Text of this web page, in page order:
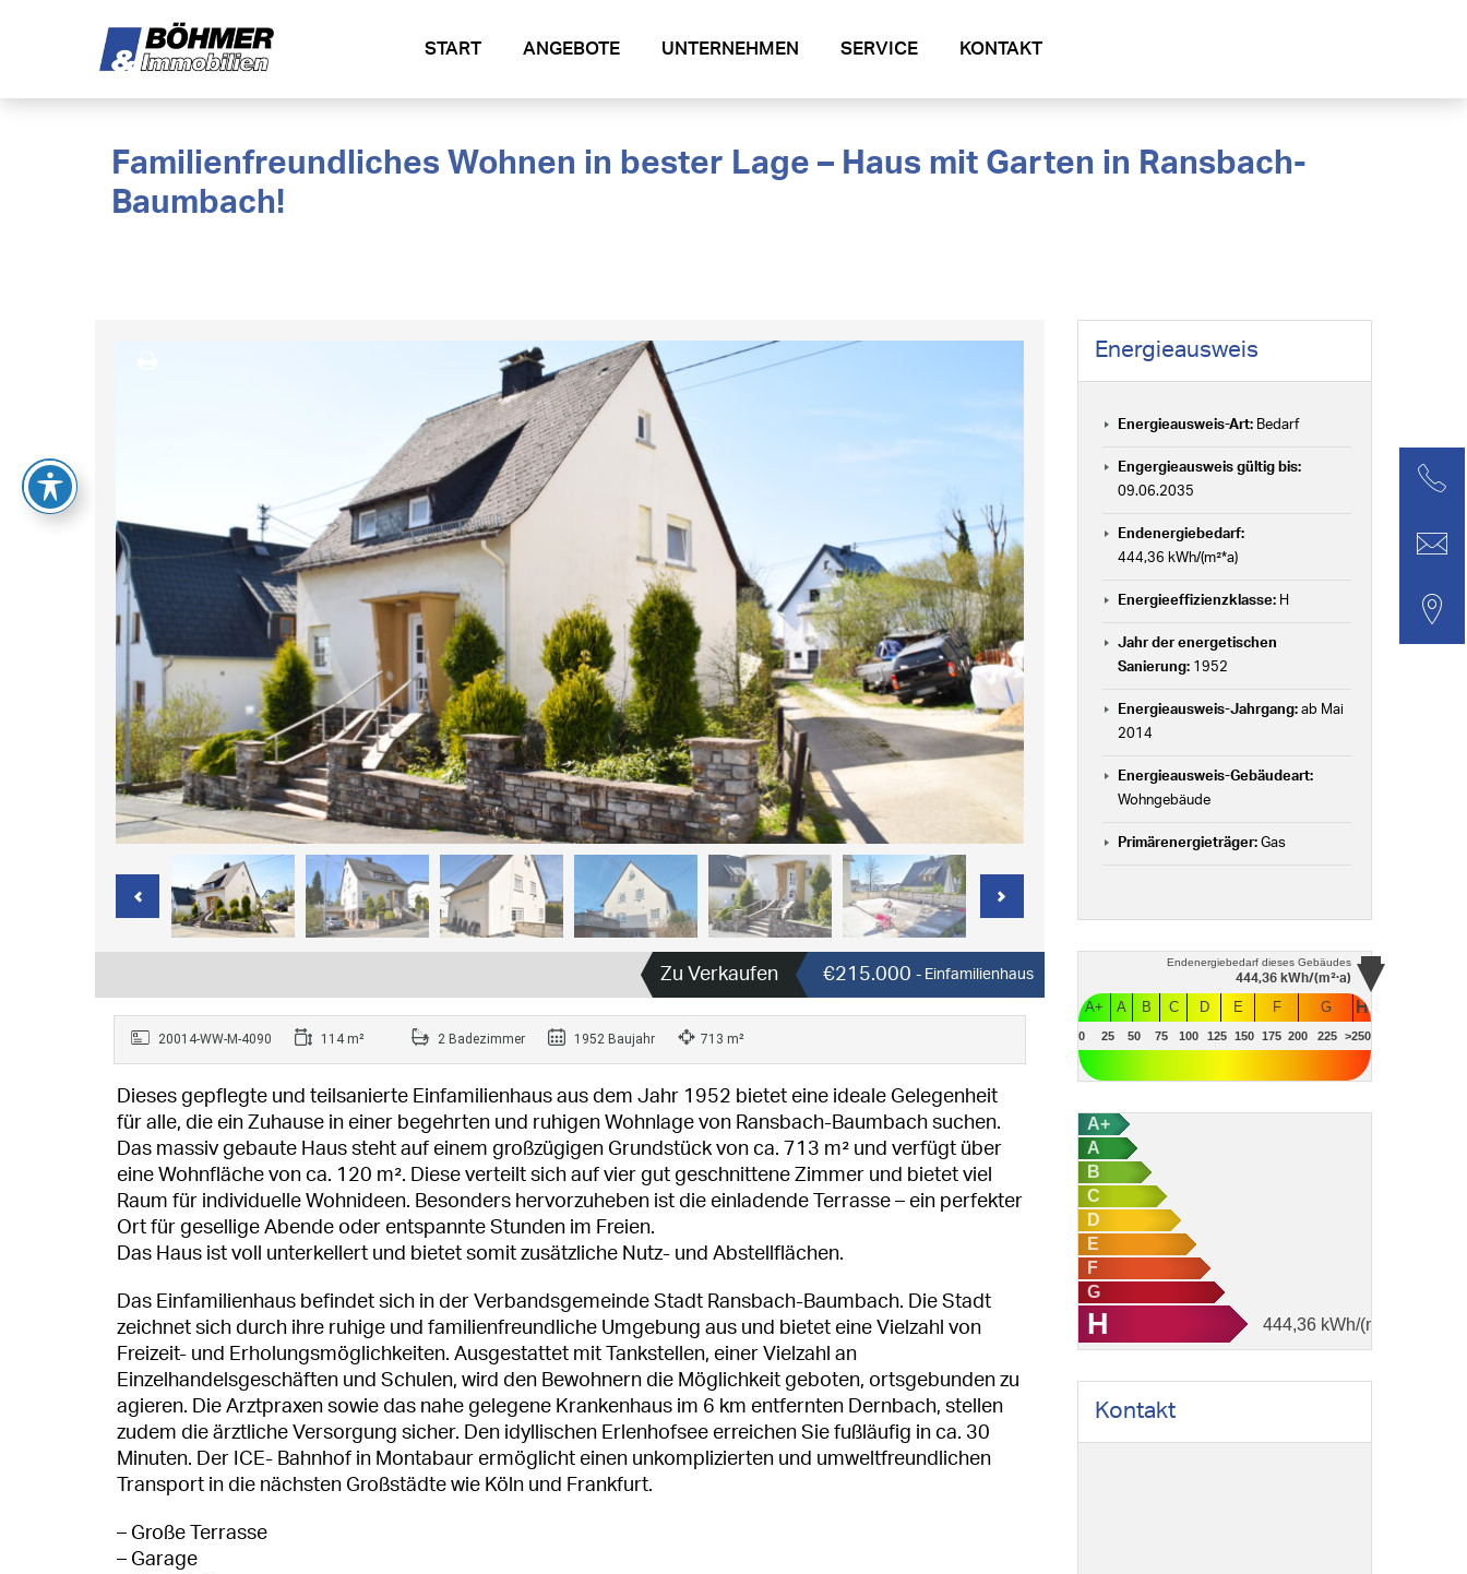
START ANGEBOTE UNTERNEHMEN SERVICE KONTAKT
Zu Verkaufen €215.000 - Einfamilienhaus
20014-WW-M-4090 114 m² 2 Badezimmer 1952 Baujahr 713 m²
Dieses gepflegte und teilsanierte Einfamilienhaus aus dem Jahr 1952 bietet eine ideale Gelegenheit
für alle, die ein Zuhause in einer begehrten und ruhigen Wohnlage von Ransbach-Baumbach suchen.
Das massiv gebaute Haus steht auf einem großzügigen Grundstück von ca. 713 m² und verfügt über
eine Wohnfläche von ca. 120 m². Diese verteilt sich auf vier gut geschnittene Zimmer und bietet viel
Raum für individuelle Wohnideen. Besonders hervorzuheben ist die einladende Terrasse – ein perfekter
Ort für gesellige Abende oder entspannte Stunden im Freien.
Das Haus ist voll unterkellert und bietet somit zusätzliche Nutz- und Abstellflächen.
Das Einfamilienhaus befindet sich in der Verbandsgemeinde Stadt Ransbach-Baumbach. Die Stadt
zeichnet sich durch ihre ruhige und familienfreundliche Umgebung aus und bietet eine Vielzahl von
Freizeit- und Erholungsmöglichkeiten. Ausgestattet mit Tankstellen, einer Vielzahl an
Einzelhandelsgeschäften und Schulen, wird den Bewohnern die Möglichkeit geboten, ortsgebunden zu
agieren. Die Arztpraxen sowie das nahe gelegene Krankenhaus im 6 km entfernten Dernbach, stellen
zudem die ärztliche Versorgung sicher. Den idyllischen Erlenhofsee erreichen Sie fußläufig in ca. 30
Minuten. Der ICE- Bahnhof in Montabaur ermöglicht einen unkomplizierten und umweltfreundlichen
Transport in die nächsten Großstädte wie Köln und Frankfurt.
– Große Terrasse
– Garage
Energieausweis
Energieausweis-Art: Bedarf
Engergieausweis gültig bis:
09.06.2035
Endenergiebedarf:
444,36 kWh/(m²*a)
Energieeffizienzklasse: H
Jahr der energetischen
Sanierung: 1952
Energieausweis-Jahrgang: ab Mai
2014
Energieausweis-Gebäudeart:
Wohngebäude
Primärenergieträger: Gas
Endenergiebedarf dieses Gebäudes
444,36 kWh/(m²·a)
A+ A B C D E F G H
0 25 50 75 100 125 150 175 200 225 >250
A+
A
B
C
D
E
F
G
H 444,36 kWh/(m²·a)
Kontakt